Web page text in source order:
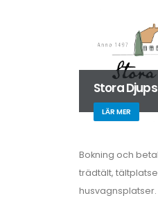
Stora
LÄR MER
Bokning och
trädtält,
husvagnsplatser.